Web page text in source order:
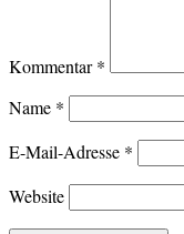
Kommentar*
Name *
E-Mail-Adresse *
Website